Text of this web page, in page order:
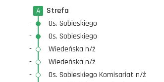
A
Strefa
-
Os. Sobieskiego
-
Os. Sobieskiego
-
Wiedeńska n/ż
-
Wiedeńska n/ż
-
Os. Sobieskiego Komisariat n/ż